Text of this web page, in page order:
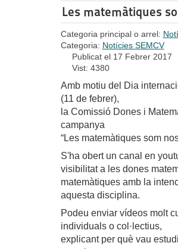
Les matemàtiques
Categoria principal o arrel:
Categoria: Notícies SEMCV
Publicat el 17 Febrer 2017
Vist: 4380
Amb motiu del Dia
(11 de febrer),
la Comissió Dones i
campanya
“Les matemàtiques som
S'ha obert un canal en
visibilitat a les dones
matemàtiques amb la
aquesta disciplina.
Podeu enviar vídeos molt
individuals o col·lectius,
explicant per què vau